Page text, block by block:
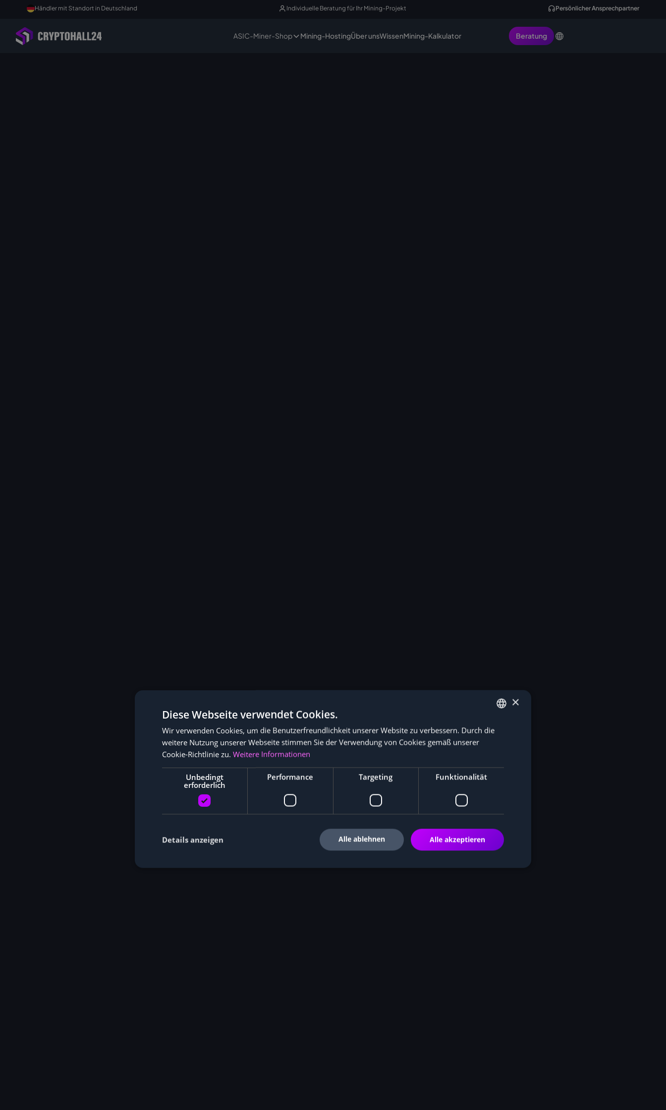
Händler mit Standort in Deutschland Individuelle Beratung für Ihr Mining-Projekt Persönlicher Ansprechpartner
ASIC-Miner-Shop Mining-HostingÜber unsWissenMining-Kalkulator Beratung
Tokenomics im Kaspa Netzwerk
GERMAN
×
Diese Webseite verwendet Cookies.
Wir verwenden Cookies, um die Benutzerfreundlichkeit unserer Website zu verbessern. Durch die
weitere Nutzung unserer Webseite stimmen Sie der Verwendung von Cookies gemäß unserer
Cookie-Richtlinie zu. Weitere Informationen
Unbedingt
erforderlich
Performance Targeting Funktionalität
Alle akzeptieren
Alle ablehnen
Details anzeigen